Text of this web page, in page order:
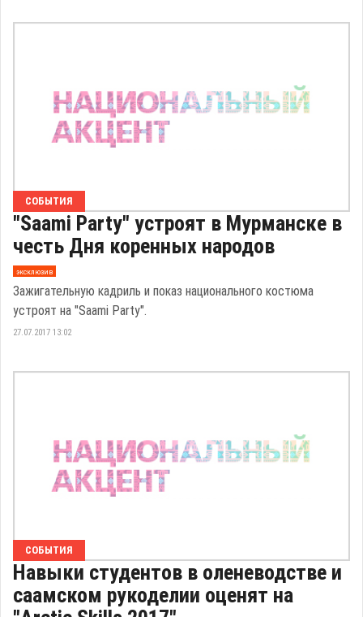
СОБЫТИЯ
"Saami Party" устроят в Мурманске в
честь Дня коренных народов
эксклюзив
Зажигательную кадриль и показ национального костюма
устроят на "Saami Party".
27.07.2017 13:02
СОБЫТИЯ
Навыки студентов в оленеводстве и
саамском рукоделии оценят на